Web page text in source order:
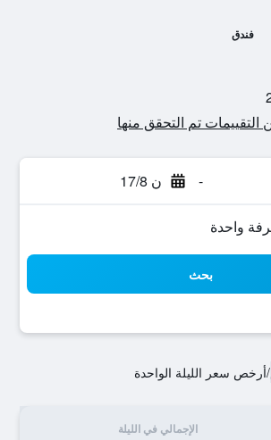
فندق
- ن 17/8
بحث
/أرخص سعر الليلة الواحدة
الإجمالي في الليلة